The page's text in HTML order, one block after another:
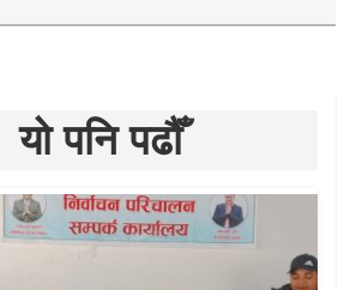
यो पनि पढौँ